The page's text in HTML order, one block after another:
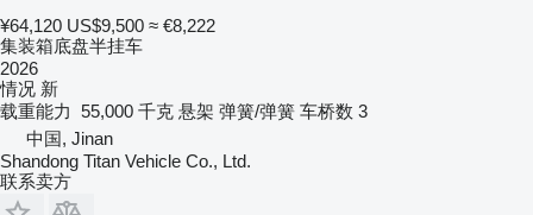
¥64,120 US$9,500 ≈ €8,222
集装箱底盘半挂车
2026
情况 新
载重能力 55,000 千克 悬架 弹簧/弹簧 车桥数 3
中国, Jinan
Shandong Titan Vehicle Co., Ltd.
联系卖方